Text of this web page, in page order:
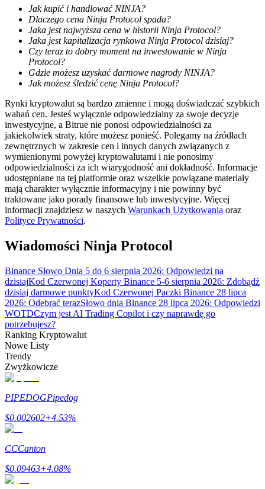
Przewodnik
Przewodnik dla początkujących dotyczący kontraktów futures
Strategie handlowe
Dowiedz się, jak zachować rentowność
Zarabiać
Jak kupić i handlować NINJA?
Dlaczego cena Ninja Protocol spada?
Jaka jest najwyższa cena w historii Ninja Protocol?
Jaka jest kapitalizacja rynkowa Ninja Protocol dzisiaj?
Czy teraz to dobry moment na inwestowanie w Ninja
Protocol?
Gdzie możesz uzyskać darmowe nagrody NINJA?
Jak możesz śledzić cenę Ninja Protocol?
Rynki kryptowalut są bardzo zmienne i mogą doświadczać szybkich
wahań cen. Jesteś wyłącznie odpowiedzialny za swoje decyzje
inwestycyjne, a Bitrue nie ponosi odpowiedzialności za
jakiekolwiek straty, które możesz ponieść. Polegamy na źródłach
zewnętrznych w zakresie cen i innych danych związanych z
wymienionymi powyżej kryptowalutami i nie ponosimy
odpowiedzialności za ich wiarygodność ani dokładność. Informacje
udostępniane na tej platformie oraz wszelkie powiązane materiały
mają charakter wyłącznie informacyjny i nie powinny być
traktowane jako porady finansowe lub inwestycyjne. Więcej
informacji znajdziesz w naszych Warunkach Użytkowania oraz
Polityce Prywatności.
Wiadomości Ninja Protocol
Binance Słowo Dnia 5 do 6 sierpnia 2026: Odpowiedzi na
dzisiajKod Czerwonej Koperty Binance 5-6 sierpnia 2026: Zdobądź
dzisiaj darmowe punktyKod Czerwonej Paczki Binance 28 lipca
2026: Odebrać terazSłowo dnia Binance 28 lipca 2026: Odpowiedzi
WOTDCzym jest AI Trading Copilot i czy naprawdę go
potrzebujesz?
Ranking Kryptowalut
Nowe Listy
Trendy
Zwyżkowicze
PIPEDOGPipedog
$0.002602+4.53%
CCCanton
$0.09463+4.08%